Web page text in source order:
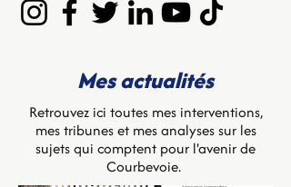
Mes actualités
Retrouvez ici toutes mes interventions,
mes tribunes et mes analyses sur les
sujets qui comptent pour l'avenir de
Courbevoie.